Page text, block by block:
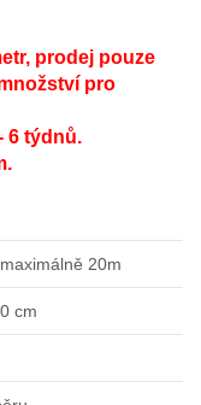
prodej pouze
pro
6 týdnů.
20m
cm